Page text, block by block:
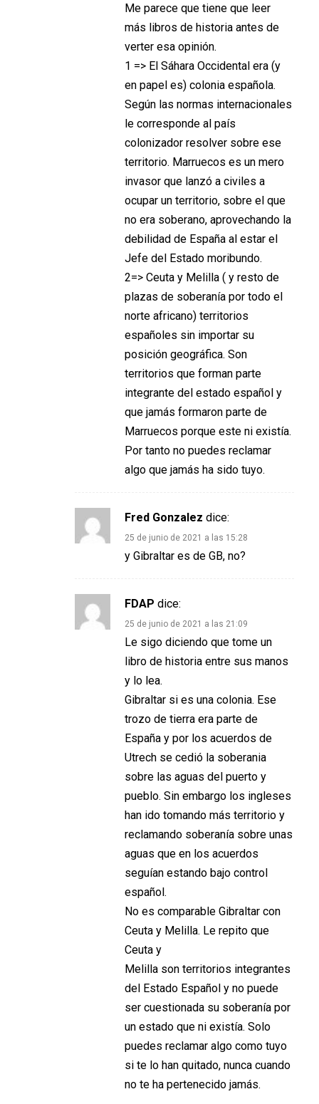
Me parece que tiene que leer
más libros de historia antes de
verter esa opinión.
1 => El Sáhara Occidental era (y
en papel es) colonia española.
Según las normas internacionales
le corresponde al país
colonizador resolver sobre ese
territorio. Marruecos es un mero
invasor que lanzó a civiles a
ocupar un territorio, sobre el que
no era soberano, aprovechando la
debilidad de España al estar el
Jefe del Estado moribundo.
2=> Ceuta y Melilla ( y resto de
plazas de soberanía por todo el
norte africano) territorios
españoles sin importar su
posición geográfica. Son
territorios que forman parte
integrante del estado español y
que jamás formaron parte de
Marruecos porque este ni existía.
Por tanto no puedes reclamar
algo que jamás ha sido tuyo.
Fred Gonzalez dice:
25 de junio de 2021 a las 15:28
y Gibraltar es de GB, no?
FDAP dice:
25 de junio de 2021 a las 21:09
Le sigo diciendo que tome un
libro de historia entre sus manos
y lo lea.
Gibraltar si es una colonia. Ese
trozo de tierra era parte de
España y por los acuerdos de
Utrech se cedió la soberania
sobre las aguas del puerto y
pueblo. Sin embargo los ingleses
han ido tomando más territorio y
reclamando soberanía sobre unas
aguas que en los acuerdos
seguían estando bajo control
español.
No es comparable Gibraltar con
Ceuta y Melilla. Le repito que
Ceuta y
Melilla son territorios integrantes
del Estado Español y no puede
ser cuestionada su soberanía por
un estado que ni existía. Solo
puedes reclamar algo como tuyo
si te lo han quitado, nunca cuando
no te ha pertenecido jamás.